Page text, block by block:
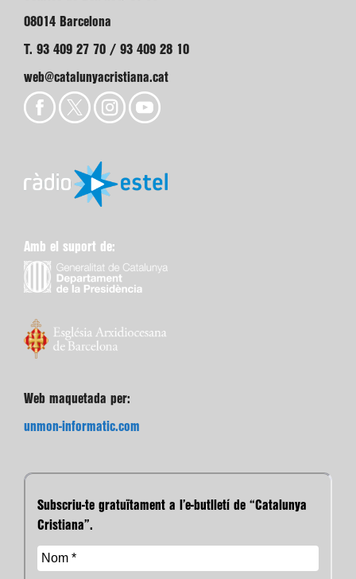
08014 Barcelona
T. 93 409 27 70 / 93 409 28 10
web@catalunyacristiana.cat
Amb el suport de:
Web maquetada per:
unmon-informatic.com
Subscriu-te gratuïtament a l’e-butlletí de “Catalunya
Cristiana”.